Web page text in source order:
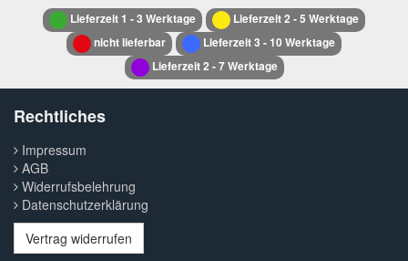
Lieferzeit 1 - 3 Werktage
Lieferzeit 2 - 5 Werktage
nicht lieferbar
Lieferzeit 3 - 10 Werktage
Lieferzeit 2 - 7 Werktage
Rechtliches
Impressum
AGB
Widerrufsbelehrung
Datenschutzerklärung
Vertrag widerrufen